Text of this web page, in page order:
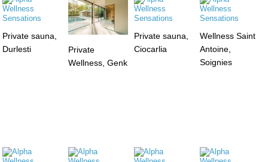
Private sauna,
Durlesti
Private
Wellness, Genk
Private sauna,
Ciocarlia
Wellness Saint
Antoine,
Soignies